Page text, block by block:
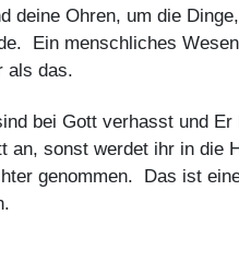
deine Ohren, um die
Ein menschliches
als das.
bei Gott verhasst und
sonst werdet ihr in die
genommen. Das ist